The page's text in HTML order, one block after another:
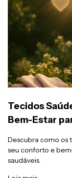
Tecidos
Bem-Estar
Descubra como os
seu conforto e
saudáveis.